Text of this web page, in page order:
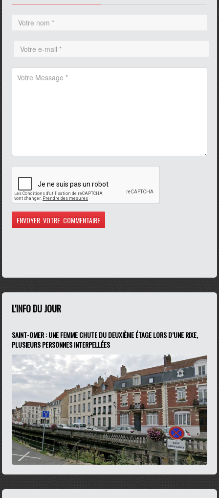
L'INFO DU JOUR
SAINT-OMER : UNE FEMME CHUTE DU DEUXIÈME ÉTAGE LORS D’UNE RIXE,
PLUSIEURS PERSONNES INTERPELLÉES